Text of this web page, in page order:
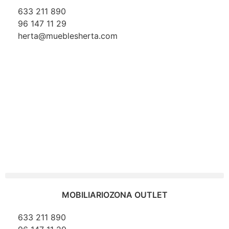
633 211 890
96 147 11 29
herta@mueblesherta.com
MOBILIARIOZONA OUTLET
633 211 890